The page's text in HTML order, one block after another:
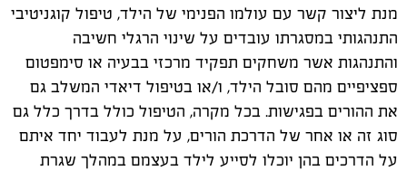
מנת ליצור קשר עם עולמו הפנימי של הילד, טיפול קוגניטיבי
התנהגותי במסגרתו עובדים על שינוי הרגלי חשיבה
והתנהגות אשר משחקים תפקיד מרכזי בבעיה או סימפטום
ספציפיים מהם סובל הילד, ו/או בטיפול דיאדי המשלב גם
את ההורים בפגישות. בכל מקרה, הטיפול כולל בדרך כלל גם
סוג זה או אחר של הדרכת הורים, על מנת לעבוד יחד איתם
על הדרכים בהן יוכלו לסייע לילד בעצמם במהלך שגרת